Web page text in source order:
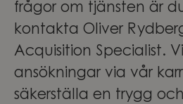
frågor om tjänsten är
kontakta Oliver
Acquisition Specialist.
ansökningar via vår
säkerställa en trygg